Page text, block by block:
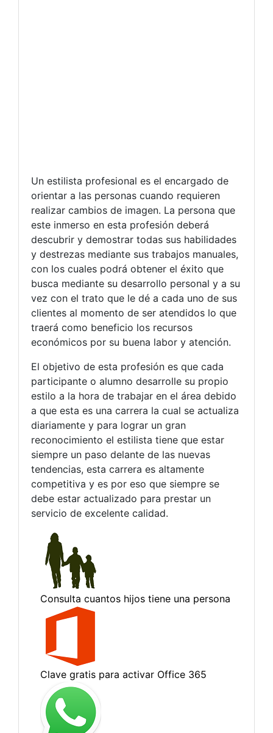
Un estilista profesional es el encargado de
orientar a las personas cuando requieren
realizar cambios de imagen. La persona que
este inmerso en esta profesión deberá
descubrir y demostrar todas sus habilidades
y destrezas mediante sus trabajos manuales,
con los cuales podrá obtener el éxito que
busca mediante su desarrollo personal y a su
vez con el trato que le dé a cada uno de sus
clientes al momento de ser atendidos lo que
traerá como beneficio los recursos
económicos por su buena labor y atención.
El objetivo de esta profesión es que cada
participante o alumno desarrolle su propio
estilo a la hora de trabajar en el área debido
a que esta es una carrera la cual se actualiza
diariamente y para lograr un gran
reconocimiento el estilista tiene que estar
siempre un paso delante de las nuevas
tendencias, esta carrera es altamente
competitiva y es por eso que siempre se
debe estar actualizado para prestar un
servicio de excelente calidad.